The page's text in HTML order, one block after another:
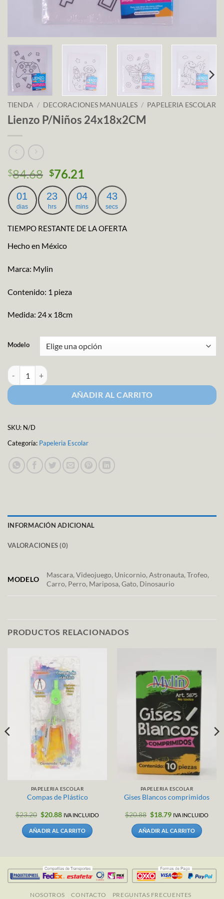
TIENDA / DECORACIONES MANUALES / PAPELERIA ESCOLAR
Lienzo P/Niños 24x18x2CM
$84.68 $76.21
01
dias
23
hrs
04
mins
42
secs
TIEMPO RESTANTE DE LA OFERTA
Hecho en México
Marca: Mylin
Contenido: 1 pieza
Medida: 24 x 18cm
Modelo
Lienzo P/Niños 24x18x2CM cantidad
AÑADIR AL CARRITO
SKU: N/D
Categoría: Papeleria Escolar
INFORMACIÓN ADICIONAL
VALORACIONES (0)
MODELO
Mascara, Videojuego, Unicornio, Astronauta, Trofeo,
Carro, Perro, Mariposa, Gato, Dinosaurio
PRODUCTOS RELACIONADOS
PAPELERIA ESCOLAR
Compas de Plástico
$23.20 El
original
era:
$23.20.
$20.88El
actual
es:
$20.88.
IVA INCLUIDO
AÑADIR AL CARRITO
PAPELERIA ESCOLAR
Gises Blancos comprimidos
$20.88 El
original
era:
$20.88.
$18.79El
actual
es:
$18.79.
IVA INCLUIDO
AÑADIR AL CARRITO
NOSOTROS CONTACTO
PREGUNTAS FRECUENTES